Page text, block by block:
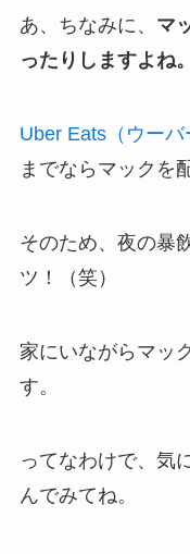
あ、ちなみに、 マ
ったりしますよね。
Uber Eats（ウーバ
までならマックを
そのため、夜の暴
ツ！（笑）
家にいながらマッ
す。
ってなわけで、気
んでみてね。